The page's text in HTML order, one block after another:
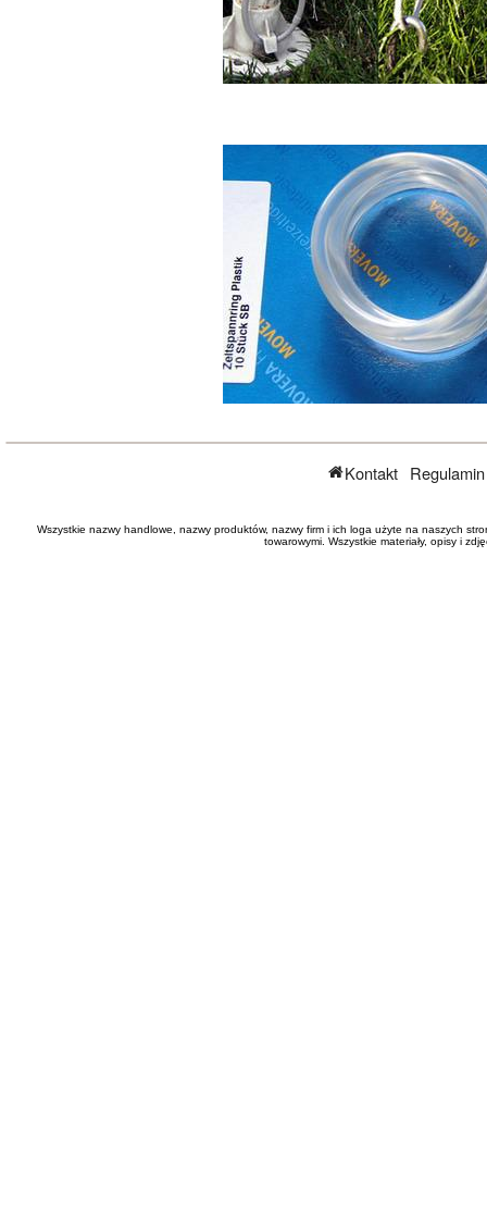
Kontakt
Wszystkie nazwy handlowe, nazwy produktów, nazwy firm i ich loga użyte na naszych
towarowymi. Wszystkie materiały, opisy i